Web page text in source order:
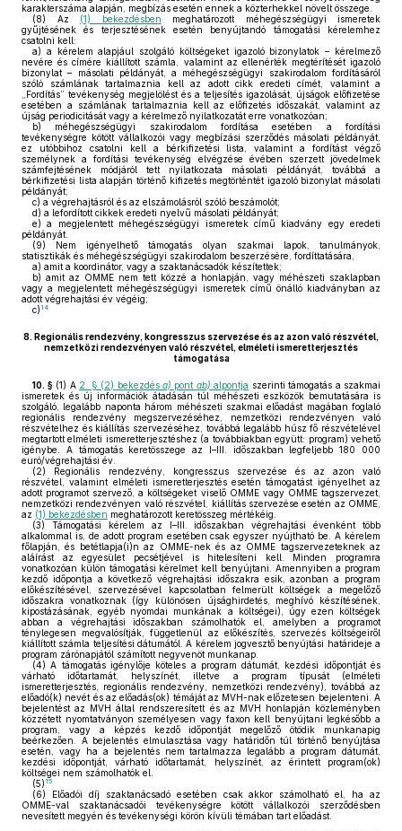
karakterszáma alapján, megbízás esetén ennek a közterhekkel növelt összege.
(8) Az (1) bekezdésben meghatározott méhegészségügyi ismeretek
gyűjtésének és terjesztésének esetén benyújtandó támogatási kérelemhez
csatolni kell:
a) a kérelem alapjául szolgáló költségeket igazoló bizonylatok – kérelmező
nevére és címére kiállított számla, valamint az ellenérték megtérítését igazoló
bizonylat – másolati példányát, a méhegészségügyi szakirodalom fordításáról
szóló számlának tartalmaznia kell az adott cikk eredeti címét, valamint a
„Fordítás” tevékenység megjelölést és a teljesítés igazolását, újságok előfizetése
esetében a számlának tartalmaznia kell az előfizetés időszakát, valamint az
újság periodicitását vagy a kérelmező nyilatkozatát erre vonatkozóan;
b) méhegészségügyi szakirodalom fordítása esetében a fordítási
tevékenységre kötött vállalkozói vagy megbízási szerződés másolati példányát,
ez utóbbihoz csatolni kell a bérkifizetési lista, valamint a fordítást végző
személynek a fordítási tevékenység elvégzése évében szerzett jövedelmek
számfejtésének módjáról tett nyilatkozata másolati példányát, továbbá a
bérkifizetési lista alapján történő kifizetés megtörténtét igazoló bizonylat másolati
példányát;
c) a végrehajtásról és az elszámolásról szóló beszámolót;
d) a lefordított cikkek eredeti nyelvű másolati példányát;
e) a megjelentett méhegészségügyi ismeretek című kiadvány egy eredeti
példányát.
(9) Nem igényelhető támogatás olyan szakmai lapok, tanulmányok,
statisztikák és méhegészségügyi szakirodalom beszerzésére, fordíttatására,
a) amit a koordinátor, vagy a szaktanácsadók készítettek;
b) amit az OMME nem tett közzé a honlapján, vagy méhészeti szaklapban
vagy a megjelentett méhegészségügyi ismeretek című önálló kiadványban az
adott végrehajtási év végéig;
c) 14
8. Regionális rendezvény, kongresszus szervezése és az azon való részvétel,
nemzetközi rendezvényen való részvétel, elméleti ismeretterjesztés
támogatása
10. § (1) A 2. § (2) bekezdésa) pont ab) alpontja szerinti támogatás a szakmai
ismeretek és új információk átadásán túl méhészeti eszközök bemutatására is
szolgáló, legalább naponta három méhészeti szakmai előadást magában foglaló
regionális rendezvény megszervezéséhez, nemzetközi rendezvényen való
részvételhez és kiállítás szervezéséhez, továbbá legalább húsz fő részvételével
megtartott elméleti ismeretterjesztéshez (a továbbiakban együtt: program) vehető
igénybe. A támogatás keretösszege az I–III. időszakban legfeljebb 180 000
euró/végrehajtási év.
(2) Regionális rendezvény, kongresszus szervezése és az azon való
részvétel, valamint elméleti ismeretterjesztés esetén támogatást igényelhet az
adott programot szervező, a költségeket viselő OMME vagy OMME tagszervezet,
nemzetközi rendezvényen való részvétel, kiállítás szervezése esetén az OMME,
az (1) bekezdésben meghatározott keretösszeg mértékéig.
(3) Támogatási kérelem az I–III. időszakban végrehajtási évenként több
alkalommal is, de adott program esetében csak egyszer nyújtható be. A kérelem
főlapján, és betétlapja(i)n az OMME-nek és az OMME tagszervezeteknek az
aláírást az egyesület pecsétjével is hitelesíteni kell. Minden programra
vonatkozóan külön támogatási kérelmet kell benyújtani. Amennyiben a program
kezdő időpontja a következő végrehajtási időszakra esik, azonban a program
előkészítésével, szervezésével kapcsolatban felmerült költségek a megelőző
időszakra vonatkoznak (így különösen újsághirdetés, meghívó készítésének,
kipostázásának, egyéb nyomdai munkának a költségei), úgy ezen költségek
abban a végrehajtási időszakban számolhatók el, amelyben a programot
ténylegesen megvalósítják, függetlenül az előkészítés, szervezés költségeiről
kiállított számla teljesítési dátumától. A kérelem jogvesztő benyújtási határideje a
program zárónapjától számított negyvenöt munkanap.
(4) A támogatás igénylője köteles a program dátumát, kezdési időpontját és
várható időtartamát, helyszínét, illetve a program típusát (elméleti
ismeretterjesztés, regionális rendezvény, nemzetközi rendezvény), továbbá az
előadó(k) nevét és az előadás(ok) témáját az MVH-nak előzetesen bejelenteni. A
bejelentést az MVH által rendszeresített és az MVH honlapján közleményben
közzétett nyomtatványon személyesen vagy faxon kell benyújtani legkésőbb a
program, vagy a képzés kezdő időpontját megelőző ötödik munkanapig
beérkezően. A bejelentés elmulasztása vagy határidőn túl történő benyújtása
esetén, vagy ha a bejelentés nem tartalmazza legalább a program dátumát,
kezdési időpontját, várható időtartamát, helyszínét, az érintett program(ok)
költségei nem számolhatók el.
(5) 15
(6) Előadói díj szaktanácsadó esetében csak akkor számolható el, ha az
OMME-val szaktanácsadói tevékenységre kötött vállalkozói szerződésben
nevesített megyén és tevékenységi körön kívüli témában tart előadást.